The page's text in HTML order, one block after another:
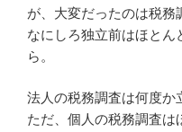
が、大変だったのは税務
なにしろ独立前はほと
ら。
法人の税務調査は何度か
ただ、個人の税務調査は